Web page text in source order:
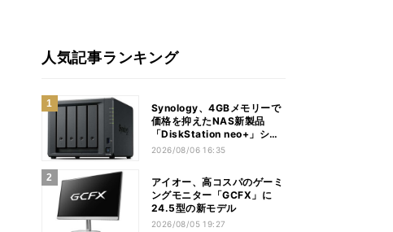
人気記事ランキング
Synology、4GBメモリーで
価格を抑えたNAS新製品
「DiskStation neo+」シリ
ーズ
2026/08/06 16:35
アイオー、高コスパのゲーミ
ングモニター「GCFX」に
24.5型の新モデル
2026/08/05 19:27